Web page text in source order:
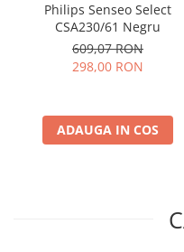
Philips Senseo Select
CSA230/61 Negru
609,07 RON
298,00 RON
ADAUGA IN COS